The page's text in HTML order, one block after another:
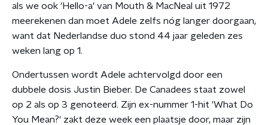
als we ook 'Hello-a' van Mouth & MacNeal uit 1972
meerekenen dan moet Adele zelfs nóg langer doorgaan,
want dat Nederlandse duo stond 44 jaar geleden zes
weken lang op 1.
Ondertussen wordt Adele achtervolgd door een
dubbele dosis Justin Bieber. De Canadees staat zowel
op 2 als op 3 genoteerd. Zijn ex-nummer 1-hit 'What Do
You Mean?' zakt deze week een plaatsje door, maar zijn